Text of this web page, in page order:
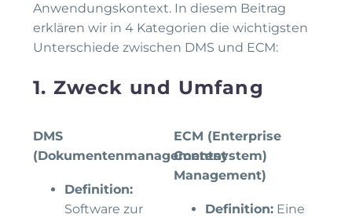
Anwendungskontext. In diesem Beitrag
erklären wir in 4 Kategorien die wichtigsten
Unterschiede zwischen DMS und ECM:
1. Zweck und Umfang
DMS
(Dokumentenmanagementsystem)
Definition:
Software zur
ECM (Enterprise
Content
Management)
Definition:Eine